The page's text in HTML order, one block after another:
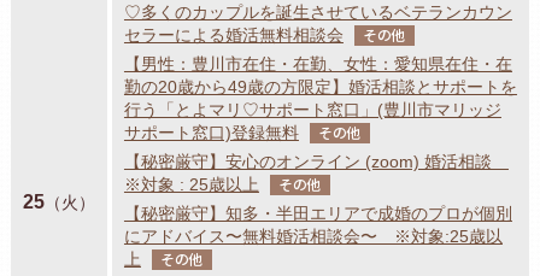
25（火）
♡多くのカップルを誕生させているベテランカウン
セラーによる婚活無料相談会
その他
【男性：豊川市在住・在勤、女性：愛知県在住・在
勤の20歳から49歳の方限定】婚活相談とサポートを
行う「とよマリ♡サポート窓口」(豊川市マリッジ
サポート窓口)登録無料
その他
【秘密厳守】安心のオンライン (zoom) 婚活相談
※対象 : 25歳以上
その他
【秘密厳守】知多・半田エリアで成婚のプロが個別
にアドバイス〜無料婚活相談会〜 ※対象:25歳以
上
その他